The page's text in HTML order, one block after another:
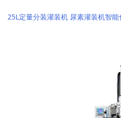
25L定量分装灌装机 尿素灌装机智